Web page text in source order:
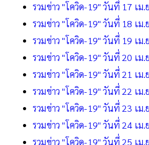
รวมข่าว "โควิด-19" วันที่ 17 เม.
รวมข่าว "โควิด-19" วันที่ 18 เม.
รวมข่าว "โควิด-19" วันที่ 19 เม.
รวมข่าว "โควิด-19" วันที่ 20 เม.
รวมข่าว "โควิด-19" วันที่ 21 เม.
รวมข่าว "โควิด-19" วันที่ 22 เม.
รวมข่าว "โควิด-19" วันที่ 23 เม.
รวมข่าว "โควิด-19" วันที่ 24 เม.
รวมข่าว "โควิด-19" วันที่ 25 เม.